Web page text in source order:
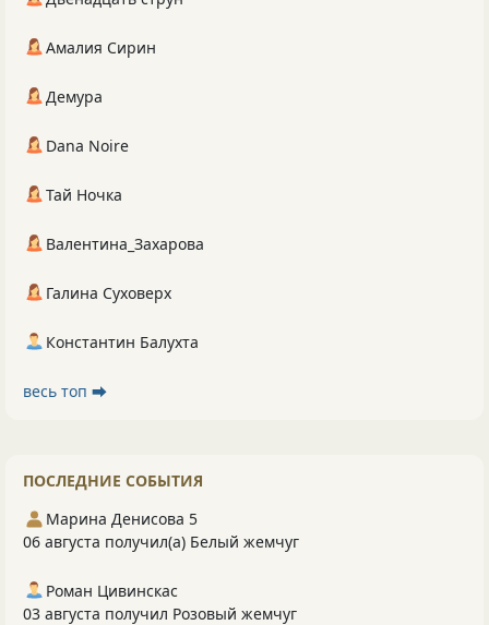
Амалия Сирин
Демура
Dana Noire
Тай Ночка
Валентина_Захарова
Галина Суховерх
Константин Балухта
весь топ ⮕
ПОСЛЕДНИЕ СОБЫТИЯ
Марина Денисова 5
06 августа получил(а) Белый жемчуг
Роман Цивинскас
03 августа получил Розовый жемчуг